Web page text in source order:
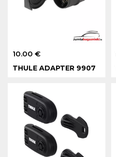
10.00 €
THULE ADAPTER 9907